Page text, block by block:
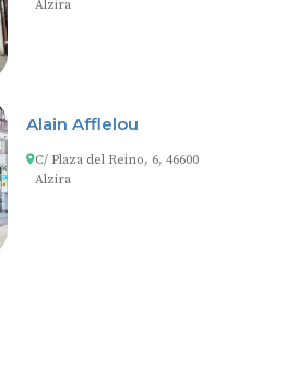
Alzira
Alain Afflelou
C/ Plaza del Reino, 6, 46600
Alzira